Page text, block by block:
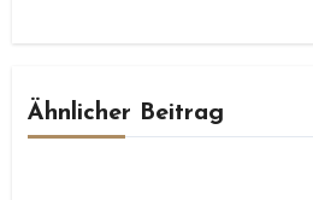
Ähnlicher Beitrag